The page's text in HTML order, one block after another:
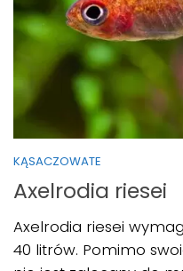
KĄSACZOWATE
Axelrodia riesei
Axelrodia riesei
40 litrów. Pomimo